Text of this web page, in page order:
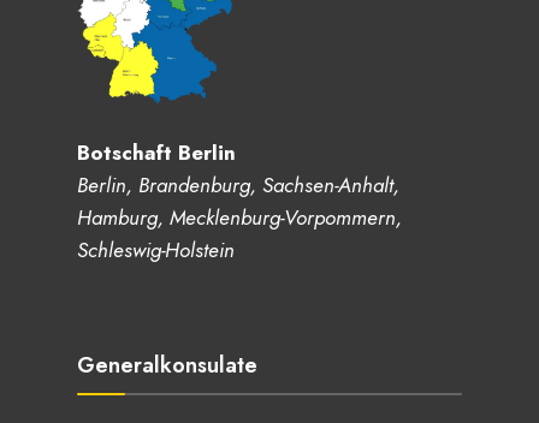
Botschaft Berlin
Berlin, Brandenburg, Sachsen-Anhalt,
Hamburg, Mecklenburg-Vorpommern,
Schleswig-Holstein
Generalkonsulate